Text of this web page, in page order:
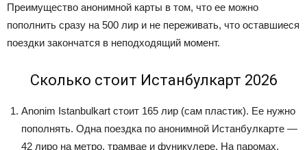
Преимущество анонимной карты в том, что ее можно
пополнить сразу на 500 лир и не переживать, что оставшиеся
поездки закончатся в неподходящий момент.
Сколько стоит Истанбулкарт 2026
Anonim Istanbulkart стоит 165 лир (сам пластик). Ее нужно
пополнять. Одна поездка по анонимной Истанбулкарте —
42 лиро на метро, трамвае и фуникулере. На паромах,